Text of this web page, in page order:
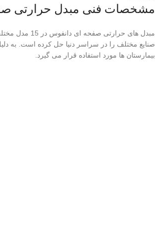
مشخصات فنی مبدل حرارتی
مبدل های
صنایع مختلف را در سراسر دنیا حل کرده است. به
بیمارستان ها مورد استفاده قرار می گیرد.